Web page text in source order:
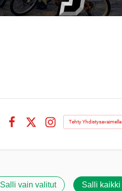
Instagram
Tehty Yhdistysavaimella
Salli vain valitut Salli kaikki